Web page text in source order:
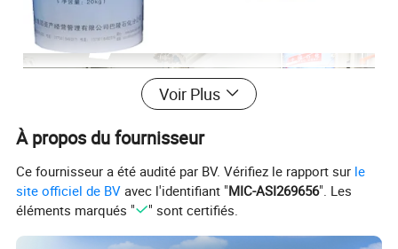
Voir Plus
À propos du fournisseur
Ce fournisseur a été audité par BV. Vérifiez le rapport sur le
site officiel de BV avec l'identifiant "MIC-ASI269656". Les
éléments marqués "
" sont certifiés.